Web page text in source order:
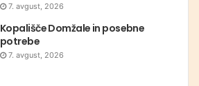
7. avgust, 2026
Kopališče Domžale in posebne
potrebe
7. avgust, 2026